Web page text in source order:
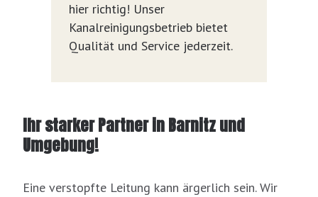
hier richtig! Unser
Kanalreinigungsbetrieb bietet
Qualität und Service jederzeit.
Ihr starker Partner in Barnitz und
Umgebung!
Eine verstopfte Leitung kann ärgerlich sein. Wir